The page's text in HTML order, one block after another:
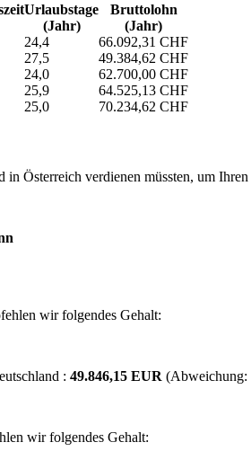
Urlaubs­tage
(Jahr)
Bruttolohn
(Jahr)
24,4
66.092,31 CHF
27,5
49.384,62 CHF
24,0
62.700,00 CHF
25,9
64.525,13 CHF
25,0 70.234,62 CHF
Österreich verdienen müssten, um
wir folgendes Gehalt:
: 49.846,15 EUR (Abweichung:
wir folgendes Gehalt: